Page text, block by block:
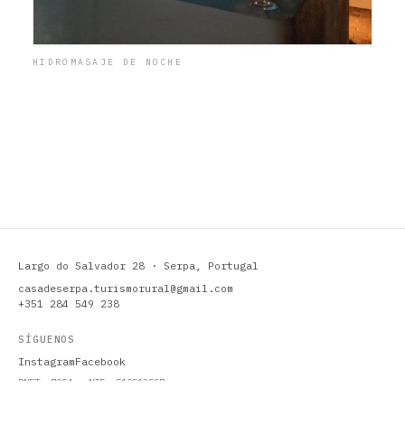
HIDROMASAJE DE NOCHE
Largo do Salvador 28 · Serpa, Portugal
casadeserpa.turismorural@gmail.com
+351 284 549 238
SÍGUENOS
InstagramFacebook
RNET: 7054 · NIF: 510513557